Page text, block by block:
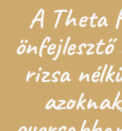
A Theta
rizsa